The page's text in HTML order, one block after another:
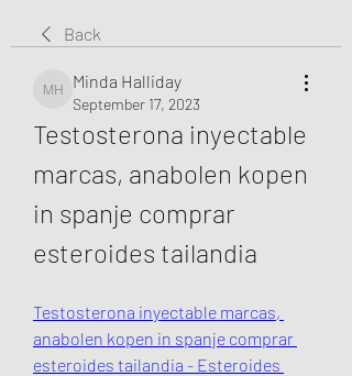
Back
Minda Halliday
Minda Halliday
September 17, 2023
Testosterona inyectable
marcas, anabolen kopen
in spanje comprar
esteroides tailandia
Testosterona inyectable marcas,
anabolen kopen in spanje comprar
esteroides tailandia - Esteroides